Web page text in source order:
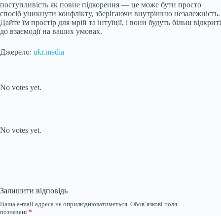
поступливість як повне підкорення — це може бути просто
спосіб уникнути конфлікту, зберігаючи внутрішню незалежність.
Дайте їм простір для мрій та інтуїції, і вони будуть більш відкриті
до взаємодії на ваших умовах.
Джерело: ukr.media
No votes yet.
No votes yet.
Залишити відповідь
Ваша e-mail адреса не оприлюднюватиметься. Обов’язкові поля
позначені *